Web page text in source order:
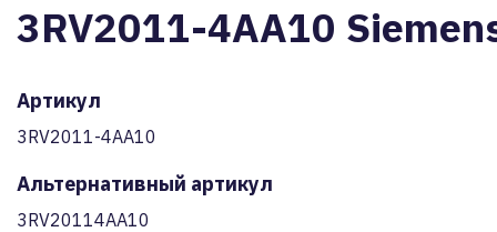
3RV2011-4AA10
Артикул
3RV2011-4AA10
Альтернативный артикул
3RV20114AA10